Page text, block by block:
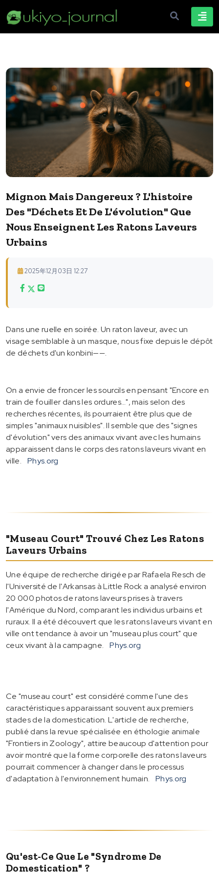
Mignon Mais Dangereux ? L'histoire
Des "déchets Et De L'évolution" Que
Nous Enseignent Les Ratons Laveurs
Urbains
2025年12月03日 12:27
Dans une ruelle en soirée. Un raton laveur, avec un
visage semblable à un masque, nous fixe depuis le dépôt
de déchets d'un konbini——.
On a envie de froncer les sourcils en pensant "Encore en
train de fouiller dans les ordures…", mais selon des
recherches récentes, ils pourraient être plus que de
simples "animaux nuisibles". Il semble que des "signes
d'évolution" vers des animaux vivant avec les humains
apparaissent dans le corps des ratons laveurs vivant en
ville.
Phys.org
"Museau Court" Trouvé Chez Les Ratons
Laveurs Urbains
Une équipe de recherche dirigée par Rafaela Resch de
l'Université de l'Arkansas à Little Rock a analysé environ
20 000 photos de ratons laveurs prises à travers
l'Amérique du Nord, comparant les individus urbains et
ruraux. Il a été découvert que les ratons laveurs vivant en
ville ont tendance à avoir un "museau plus court" que
ceux vivant à la campagne.
Phys.org
Ce "museau court" est considéré comme l'une des
caractéristiques apparaissant souvent aux premiers
stades de la domestication. L'article de recherche,
publié dans la revue spécialisée en éthologie animale
"Frontiers in Zoology", attire beaucoup d'attention pour
avoir montré que la forme corporelle des ratons laveurs
pourrait commencer à changer dans le processus
d'adaptation à l'environnement humain.
Phys.org
Qu'est-Ce Que Le "syndrome De
Domestication" ?